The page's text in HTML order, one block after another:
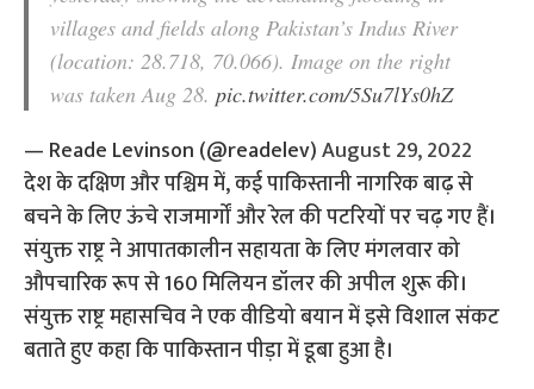
villages and fields along Pakistan’s Indus River
(location: 28.718, 70.066). Image on the right
was taken Aug 28.pic.twitter.com/5Su7lYs0hZ
— Reade Levinson (@readelev)August 29, 2022
देश के दक्षिण और पश्चिम में, कई पाकिस्तानी नागरिक बाढ़ से
बचने के लिए ऊंचे राजमार्गों और रेल की पटरियों पर चढ़ गए हैं।
संयुक्त राष्ट्र ने आपातकालीन सहायता के लिए मंगलवार को
औपचारिक रूप से 160 मिलियन डॉलर की अपील शुरू की।
संयुक्त राष्ट्र महासचिव ने एक वीडियो बयान में इसे विशाल संकट
बताते हुए कहा कि पाकिस्तान पीड़ा में डूबा हुआ है।